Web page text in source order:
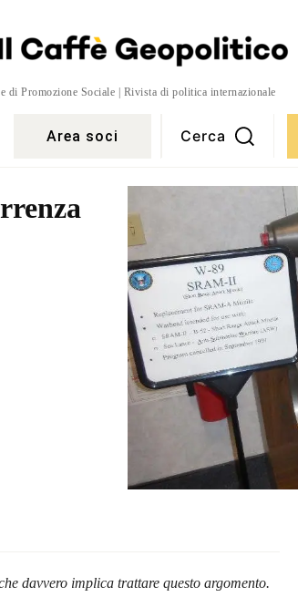
di Promozione Sociale | Rivista di politica internazionale
Area soci Cerca
davvero implica trattare questo argomento.